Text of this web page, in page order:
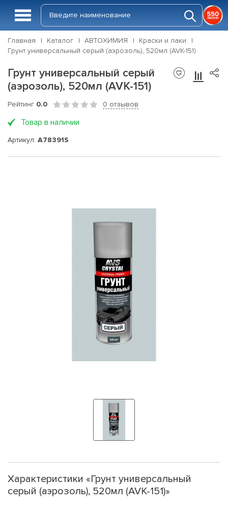
Главная Каталог АВТОХИМИЯ
Краски и лаки
Грунт универсальный серый (аэрозоль), 520мл (AVK-151)
Грунт универсальный серый
(аэрозоль), 520мл (AVK-151)
Рейтинг 0.0 0 отзывов
Товар в наличии
Артикул: A78391S
Характеристики «Грунт универсальный
серый (аэрозоль), 520мл (AVK-151)»